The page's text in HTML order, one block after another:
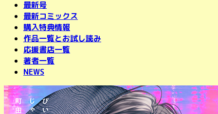
最新号
最新コミックス
購入特典情報
作品一覧とお試し読み
応援書店一覧
著者一覧
NEWS